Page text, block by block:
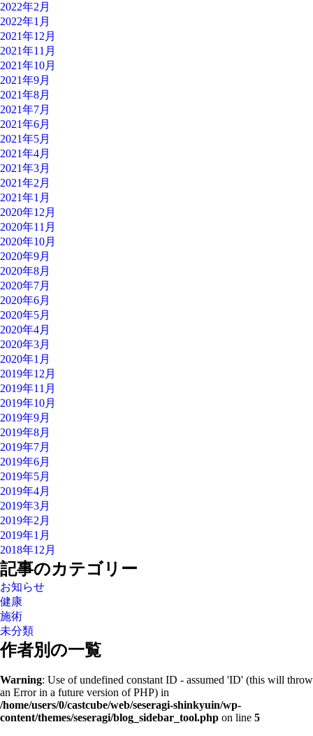
2022年2月
2022年1月
2021年12月
2021年11月
2021年10月
2021年9月
2021年8月
2021年7月
2021年6月
2021年5月
2021年4月
2021年3月
2021年2月
2021年1月
2020年12月
2020年11月
2020年10月
2020年9月
2020年8月
2020年7月
2020年6月
2020年5月
2020年4月
2020年3月
2020年1月
2019年12月
2019年11月
2019年10月
2019年9月
2019年8月
2019年7月
2019年6月
2019年5月
2019年4月
2019年3月
2019年2月
2019年1月
2018年12月
記事のカテゴリー
お知らせ
健康
施術
未分類
作者別の一覧
Warning: Use of undefined constant ID - assumed 'ID' (this will throw
an Error in a future version of PHP) in
/home/users/0/castcube/web/seseragi-shinkyuin/wp-
content/themes/seseragi/blog_sidebar_tool.php on line 5